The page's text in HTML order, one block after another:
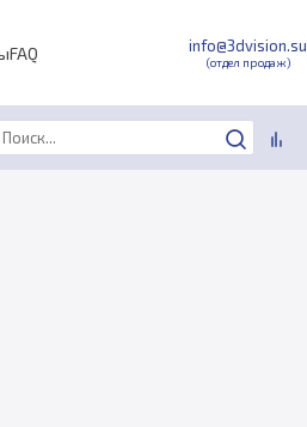
FAQ info@3dvision.su
(отдел продаж)